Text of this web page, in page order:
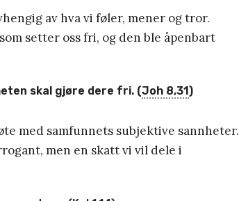
av hva vi føler, mener og tror.
setter oss fri, og den ble åpenbart
skal gjøre dere fri. (Joh 8,31)
med samfunnets subjektive sannheter.
men en skatt vi vil dele i